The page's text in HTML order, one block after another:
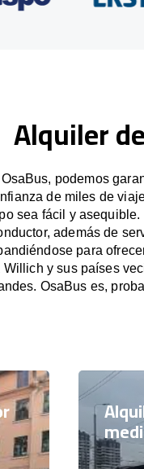
Alquiler
podemos
de miles de
sea fácil y
además de
para
Willich y sus países
OsaBus es,